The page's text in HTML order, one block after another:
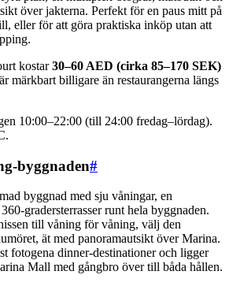
över jakterna. Perfekt för en paus mitt på
eller för att göra praktiska inköp utan att
kostar30–60 AED (cirka 85–170 SEK)
märkbart billigare än restaurangerna längs
10:00–22:00 (till 24:00 fredag–lördag).
byggnaden#
byggnad med sju våningar, en
gradersterrasser runt hela byggnaden.
till våning för våning, välj den
ät med panoramautsikt över Marina.
fotogena dinner-destinationer och ligger
Mall med gångbro över till båda hållen.